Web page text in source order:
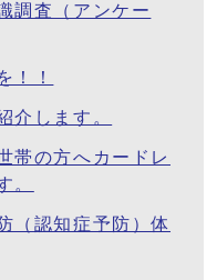
調査（アンケー
！！
介します。
帯の方へカードレ
。
（認知症予防）体